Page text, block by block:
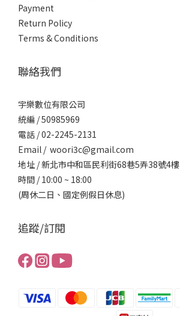
Payment
Return Policy
Terms & Conditions
聯絡我們
宇樂數位有限公司
統編 / ​50985969
電話 / 02-2245-2131
Email / woori3c@gmail.com
地址 / 新北市中和區民利街68巷5弄38號4樓
時間 / 10:00 ~ 18:00
(周休二日、國定例假日休息)
追蹤/訂閱